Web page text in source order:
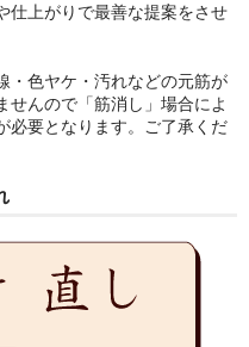
仕上がりで最善な提案をさせ
・色ヤケ・汚れなどの元筋が
せんので「筋消し」場合によ
必要となります。ご了承くだ